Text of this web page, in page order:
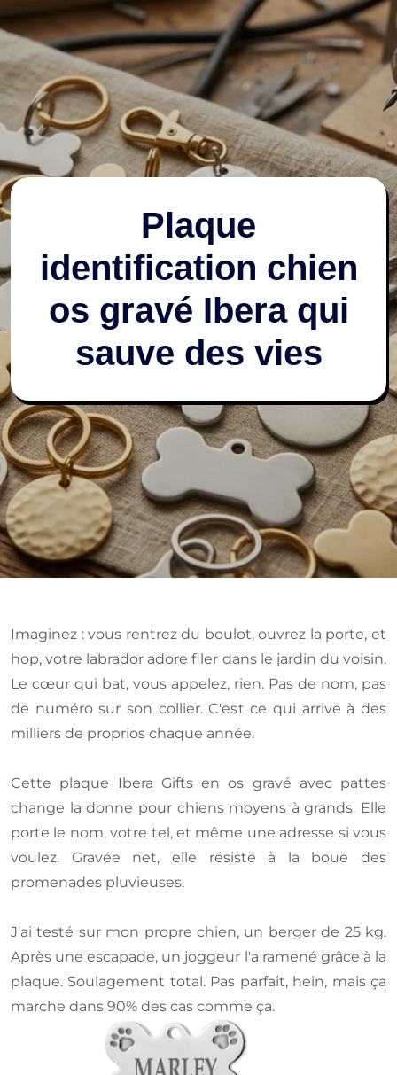
Plaque
identification chien
os gravé Ibera qui
sauve des vies
Imaginez : vous rentrez du boulot, ouvrez la porte, et
hop, votre labrador adore filer dans le jardin du voisin.
Le cœur qui bat, vous appelez, rien. Pas de nom, pas
de numéro sur son collier. C'est ce qui arrive à des
milliers de proprios chaque année.
Cette plaque Ibera Gifts en os gravé avec pattes
change la donne pour chiens moyens à grands. Elle
porte le nom, votre tel, et même une adresse si vous
voulez. Gravée net, elle résiste à la boue des
promenades pluvieuses.
J'ai testé sur mon propre chien, un berger de 25 kg.
Après une escapade, un joggeur l'a ramené grâce à la
plaque. Soulagement total. Pas parfait, hein, mais ça
marche dans 90% des cas comme ça.